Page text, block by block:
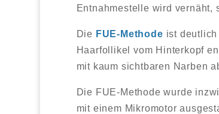
Entnahmestelle wird vernäht,
Die FUE-Methode ist
Haarfollikel vom Hinterkopf
mit kaum sichtbaren Narben
Die FUE-Methode wurde
mit einem Mikromotor